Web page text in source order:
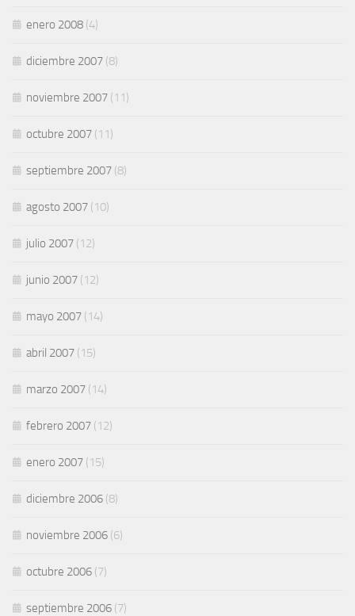
enero 2008 (4)
diciembre 2007 (8)
noviembre 2007 (11)
octubre 2007 (11)
septiembre 2007 (8)
agosto 2007 (10)
julio 2007 (12)
junio 2007 (12)
mayo 2007 (14)
abril 2007 (15)
marzo 2007 (14)
febrero 2007 (12)
enero 2007 (15)
diciembre 2006 (8)
noviembre 2006 (6)
octubre 2006 (7)
septiembre 2006 (7)